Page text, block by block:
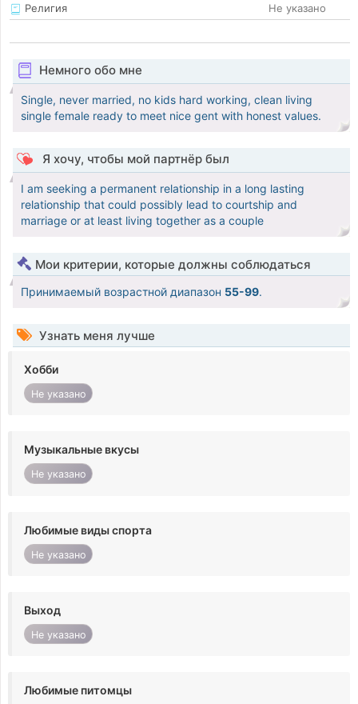
Религия
Не указано
Немного обо мне
Single, never married, no kids hard working, clean living
single female ready to meet nice gent with honest values.
Я хочу, чтобы мой партнёр был
I am seeking a permanent relationship in a long lasting
relationship that could possibly lead to courtship and
marriage or at least living together as a couple
Мои критерии, которые должны соблюдаться
Принимаемый возрастной диапазон 55-99.
Узнать меня лучше
Хобби
Не указано
Музыкальные вкусы
Не указано
Любимые виды спорта
Не указано
Выход
Не указано
Любимые питомцы